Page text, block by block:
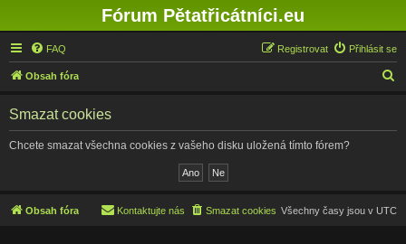
Fórum Pětatřicátníci.eu
FAQ Přihlásit se
Registrovat
Obsah fóra
Smazat cookies
Chcete smazat všechna cookies z vašeho disku uložená tímto fórem?
Obsah fóra Všechny časy jsou v UTC
Smazat cookies
Kontaktujte nás